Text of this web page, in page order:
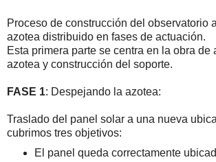
Proceso de construcción del observatorio
azotea distribuido en fases de actuación.
Esta primera parte se centra en la obra de
azotea y construcción del soporte.
FASE 1: Despejando la azotea:
Traslado del panel solar a una nueva
cubrimos tres objetivos:
El panel queda correctamente